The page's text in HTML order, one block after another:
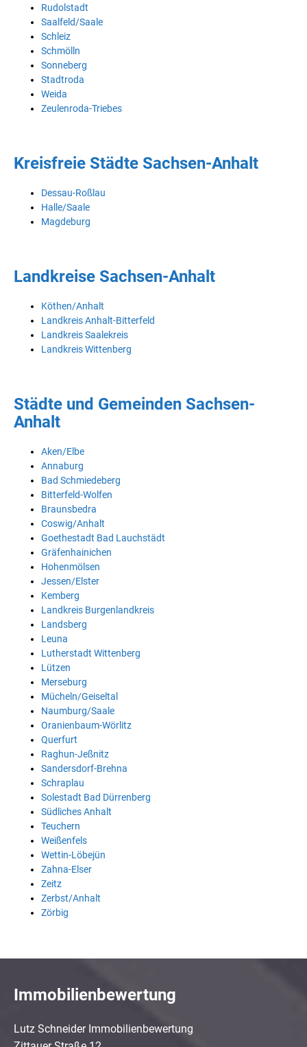
Rudolstadt
Saalfeld/Saale
Schleiz
Schmölln
Sonneberg
Stadtroda
Weida
Zeulenroda-Triebes
Kreisfreie Städte Sachsen-Anhalt
Dessau-Roßlau
Halle/Saale
Magdeburg
Landkreise Sachsen-Anhalt
Köthen/Anhalt
Landkreis Anhalt-Bitterfeld
Landkreis Saalekreis
Landkreis Wittenberg
Städte und Gemeinden Sachsen-
Anhalt
Aken/Elbe
Annaburg
Bad Schmiedeberg
Bitterfeld-Wolfen
Braunsbedra
Coswig/Anhalt
Goethestadt Bad Lauchstädt
Gräfenhainichen
Hohenmölsen
Jessen/Elster
Kemberg
Landkreis Burgenlandkreis
Landsberg
Leuna
Lutherstadt Wittenberg
Lützen
Merseburg
Mücheln/Geiseltal
Naumburg/Saale
Oranienbaum-Wörlitz
Querfurt
Raghun-Jeßnitz
Sandersdorf-Brehna
Schraplau
Solestadt Bad Dürrenberg
Südliches Anhalt
Teuchern
Weißenfels
Wettin-Löbejün
Zahna-Elser
Zeitz
Zerbst/Anhalt
Zörbig
Immobilienbewertung
Lutz Schneider Immobilienbewertung